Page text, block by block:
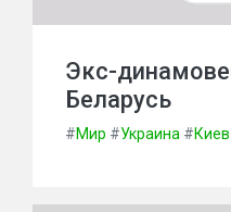
Экс-
Беларусь
#Мир #Украина #Киев